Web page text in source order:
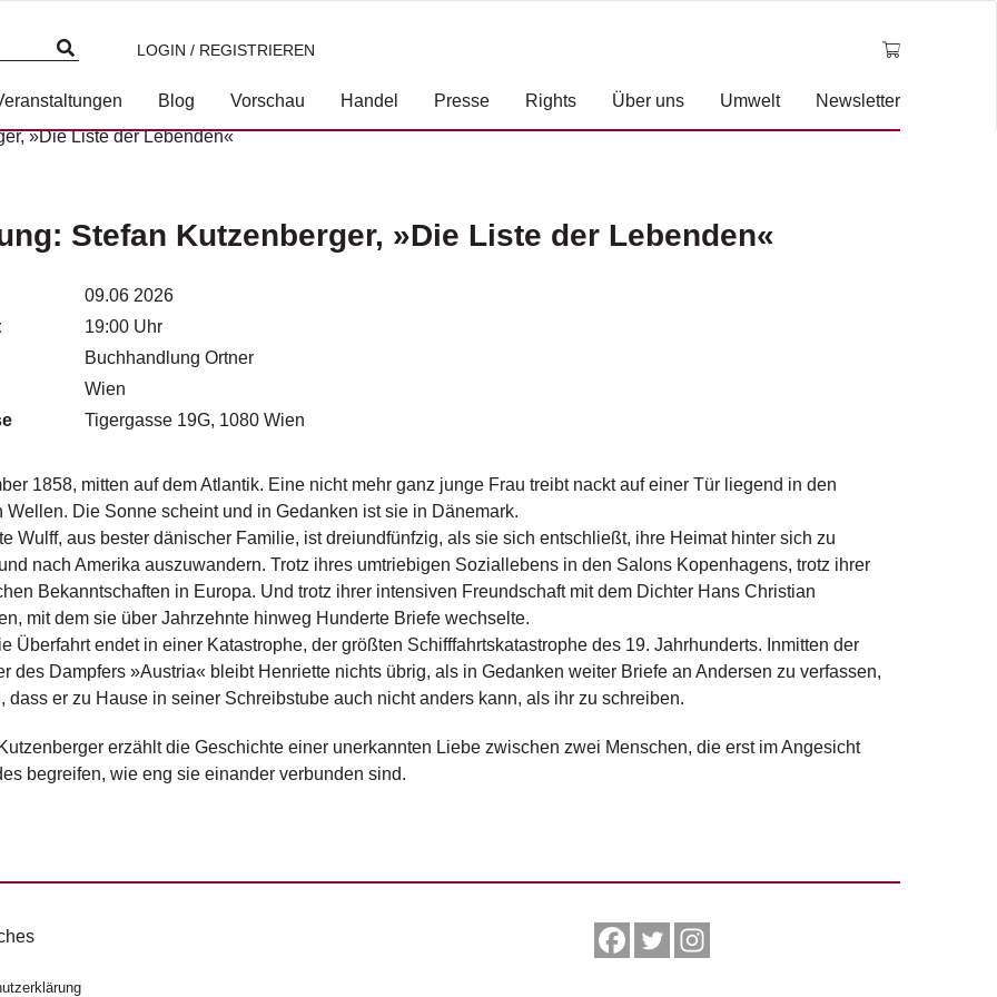
LOGIN / REGISTRIEREN
Blog Vorschau Handel Presse Rights Über uns Umwelt
Newsletter
»Die Liste der Lebenden«
Stefan Kutzenberger, »Die Liste der Lebenden«
09.06 2026
19:00 Uhr
Buchhandlung Ortner
Wien
Tigergasse 19G, 1080 Wien
1858, mitten auf dem Atlantik. Eine nicht mehr ganz junge Frau treibt nackt auf einer Tür liegend in den
Wellen. Die Sonne scheint und in Gedanken ist sie in Dänemark.
Wulff, aus bester dänischer Familie, ist dreiundfünfzig, als sie sich entschließt, ihre Heimat hinter sich zu
nach Amerika auszuwandern. Trotz ihres umtriebigen Soziallebens in den Salons Kopenhagens, trotz ihrer
Bekanntschaften in Europa. Und trotz ihrer intensiven Freundschaft mit dem Dichter Hans Christian
mit dem sie über Jahrzehnte hinweg Hunderte Briefe wechselte.
Überfahrt endet in einer Katastrophe, der größten Schifffahrtskatastrophe des 19. Jahrhunderts. Inmitten der
des Dampfers »Austria« bleibt Henriette nichts übrig, als in Gedanken weiter Briefe an Andersen zu verfassen,
dass er zu Hause in seiner Schreibstube auch nicht anders kann, als ihr zu schreiben.
erzählt die Geschichte einer unerkannten Liebe zwischen zwei Menschen, die erst im Angesicht
begreifen, wie eng sie einander verbunden sind.